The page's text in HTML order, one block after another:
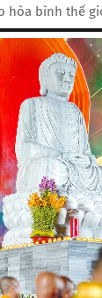
hòa bình thế